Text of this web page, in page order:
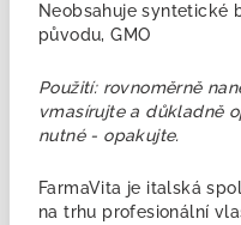
Neobsahuje syntetické
původu, GMO
Použití: rovnoměrně
vmasírujte a důkladně
nutné - opakujte.
FarmaVita je italská
na trhu profesionální